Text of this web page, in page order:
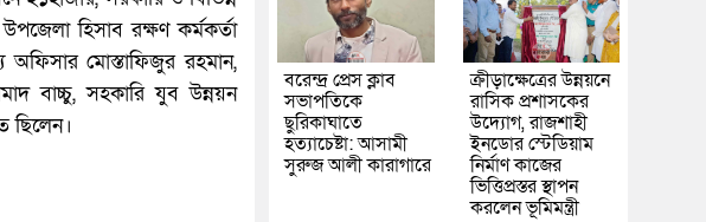
হিসাব রক্ষণ কর্মকর্তা
অফিসার মোস্তাফিজুর রহমান,
বাচ্চু, সহকারি যুব উন্নয়ন
ছিলেন।
বরেন্দ্র প্রেস ক্লাব
সভাপতিকে
ছুরিকাঘাতে
হত্যাচেষ্টা: আসামী
সুরুজ আলী কারাগারে
ক্রীড়াক্ষেত্রের উন্নয়নে
রাসিক প্রশাসকের
উদ্যোগ, রাজশাহী
ইনডোর স্টেডিয়াম
নির্মাণ কাজের
ভিত্তিপ্রস্তর স্থাপন
করলেন ভূমিমন্ত্রী